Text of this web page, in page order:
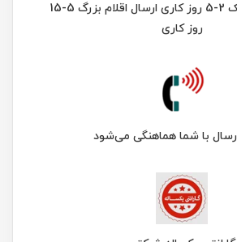
ارسال اقلام کوچک 2-5 روز کاری ارسال اقلام بزرگ 5-15
روز کاری
با شما هماهنگی می‌شود